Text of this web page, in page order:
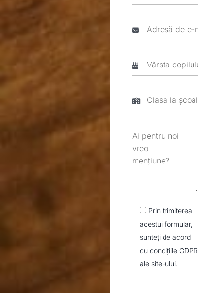
Prin trimiterea
acestui formular,
sunteți de acord
cu condițiile GDPR
ale site-ului.